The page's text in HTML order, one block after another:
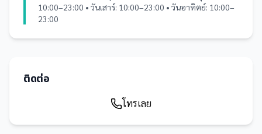
10:00–23:00 • วันเสาร์: 10:00–23:00 • วันอาทิตย์: 10:00–
23:00
ติดต่อ
โทรเลย